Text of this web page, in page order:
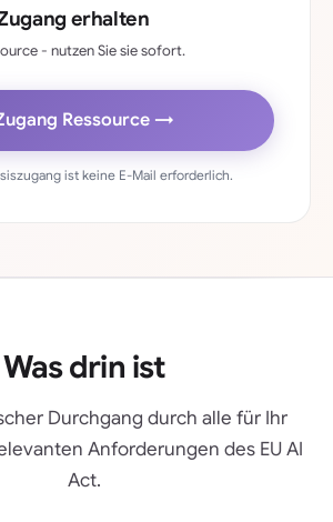
erhalten
- nutzen Sie sie sofort.
Ressource →
ist keine E-Mail erforderlich.
Was drin ist
Durchgang durch alle für Ihr
Anforderungen des EU AI
Act.